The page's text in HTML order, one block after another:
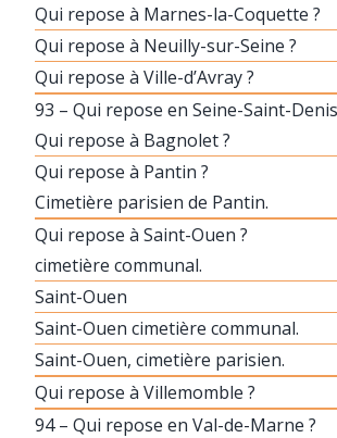
Qui repose à Marnes-la-Coquette ?
Qui repose à Neuilly-sur-Seine ?
Qui repose à Ville-d’Avray ?
93 – Qui repose en Seine-Saint-
Qui repose à Bagnolet ?
Qui repose à Pantin ?
Cimetière parisien de Pantin.
Qui repose à Saint-Ouen ?
cimetière communal.
Saint-Ouen
Saint-Ouen cimetière communal.
Saint-Ouen, cimetière parisien.
Qui repose à Villemomble ?
94 – Qui repose en Val-de-Marne ?